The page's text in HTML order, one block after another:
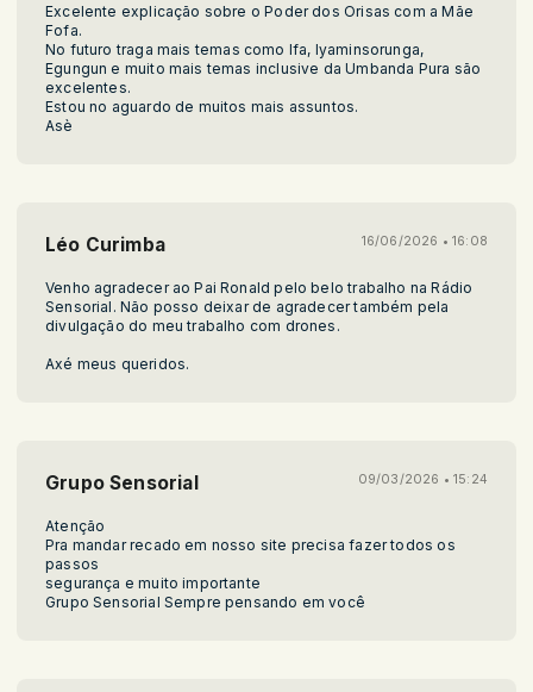
Excelente explicação sobre o Poder dos Orisas com a Mãe
Fofa.
No futuro traga mais temas como Ifa, Iyaminsorunga,
Egungun e muito mais temas inclusive da Umbanda Pura são
excelentes.
Estou no aguardo de muitos mais assuntos.
Asè
Léo Curimba 16/06/2026 • 16:08
Venho agradecer ao Pai Ronald pelo belo trabalho na Rádio
Sensorial. Não posso deixar de agradecer também pela
divulgação do meu trabalho com drones.
Axé meus queridos.
Grupo Sensorial 09/03/2026 • 15:24
Atenção
Pra mandar recado em nosso site precisa fazer todos os
passos
segurança e muito importante
Grupo Sensorial Sempre pensando em você